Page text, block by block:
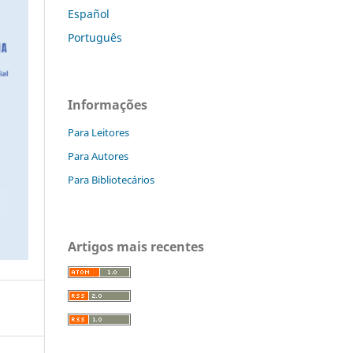
Español
Português
Informações
Para Leitores
Para Autores
Para Bibliotecários
Artigos mais recentes